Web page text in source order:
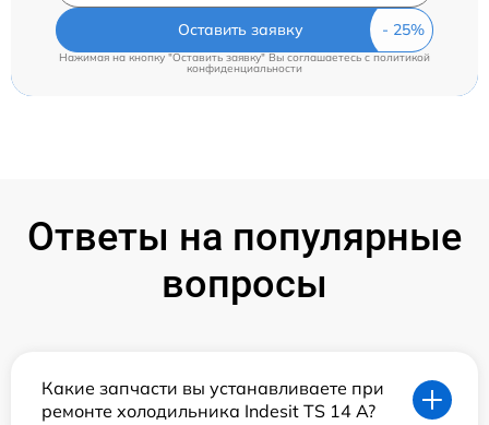
Оставить заявку
Нажимая на кнопку "Оставить заявку" Вы соглашаетесь cполитикой
конфиденциальности
Ответы на популярные
вопросы
Какие запчасти вы устанавливаете при
ремонте холодильника Indesit TS 14 A?